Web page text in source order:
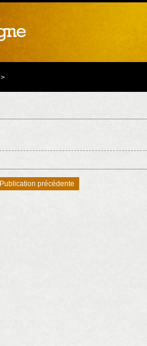
>
Publication précédente